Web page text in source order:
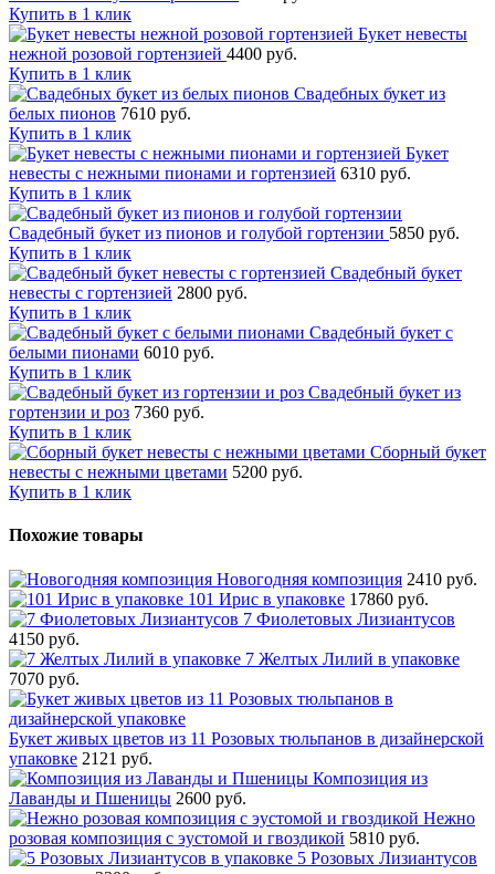
Купить в 1 клик
Букет невесты
нежной розовой гортензией 4400 руб.
Купить в 1 клик
Свадебных букет из
белых пионов 7610 руб.
Купить в 1 клик
Букет
невесты с нежными пионами и гортензией 6310 руб.
Купить в 1 клик
Свадебный букет из пионов и голубой гортензии 5850 руб.
Купить в 1 клик
Свадебный букет
невесты с гортензией 2800 руб.
Купить в 1 клик
Свадебный букет с
белыми пионами 6010 руб.
Купить в 1 клик
Свадебный букет из
гортензии и роз 7360 руб.
Купить в 1 клик
Сборный букет
невесты с нежными цветами 5200 руб.
Купить в 1 клик
Похожие товары
Новогодняя композиция 2410 руб.
101 Ирис в упаковке 17860 руб.
7 Фиолетовых Лизиантусов
4150 руб.
7 Желтых Лилий в упаковке
7070 руб.
Букет живых цветов из 11 Розовых тюльпанов в дизайнерской
упаковке 2121 руб.
Композиция из
Лаванды и Пшеницы 2600 руб.
Нежно
розовая композиция с эустомой и гвоздикой 5810 руб.
5 Розовых Лизиантусов